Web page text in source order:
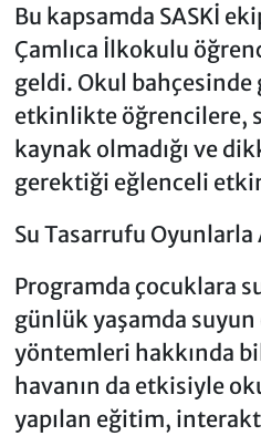
Bu kapsamda SASKİ
Çamlıca İlkokulu
geldi. Okul
etkinlikte öğrencilere,
kaynak olmadığı ve
gerektiği eğlenceli
Su Tasarrufu Oyunlarla
Programda çocuklara
günlük yaşamda
yöntemleri hakkında
havanın da etkisiyle
yapılan eğitim,